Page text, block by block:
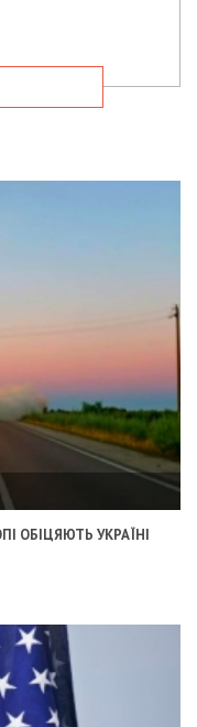
ОБІЦЯЮТЬ УКРАЇНІ